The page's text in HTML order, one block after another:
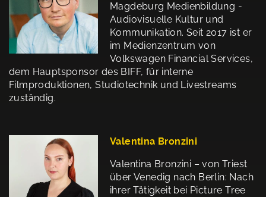
Magdeburg Medienbildung -
Audiovisuelle Kultur und
Kommunikation. Seit 2017 ist er
im Medienzentrum von
Volkswagen Financial Services,
dem Hauptsponsor des BIFF, für interne
Filmproduktionen, Studiotechnik und Livestreams
zuständig.
Valentina Bronzini
Valentina Bronzini – von Triest
über Venedig nach Berlin: Nach
ihrer Tätigkeit bei Picture Tree